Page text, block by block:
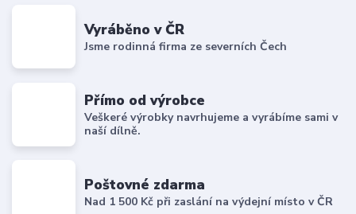
Vyráběno v ČR
Jsme rodinná firma ze severních Čech
Přímo od výrobce
Veškeré výrobky navrhujeme a vyrábíme sami v
naší dílně.
Poštovné zdarma
Nad 1 500 Kč při zaslání na výdejní místo v ČR